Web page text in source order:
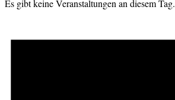
Es gibt keine Veranstaltungen an diesem Tag.